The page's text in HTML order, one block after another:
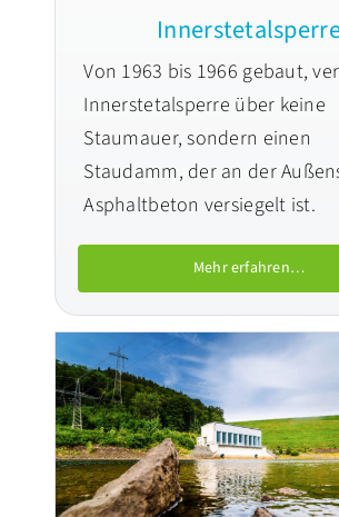
Von 1963 bis 1966 gebaut,
Innerstetalsperre über keine
Staumauer, sondern einen
Staudamm, der an der
Asphaltbeton versiegelt ist.
Mehr erfahren…